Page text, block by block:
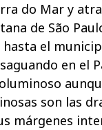
do Mar y
de São
hasta el
en el
son las
márgenes